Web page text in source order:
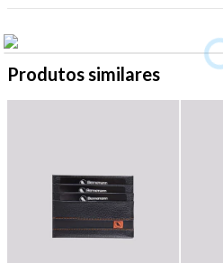
Produtos similares